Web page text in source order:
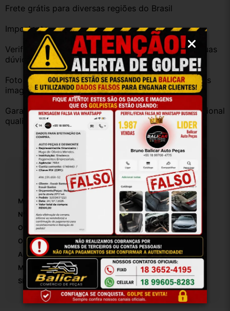
Frete grátis para diversas regiões do Brasil
Importante
Verifique a compatibilidade com seu veículo. Tire suas
dúvidas no campo de perguntas!
Fotos reais do produto. Peça exatamente igual à das
imagens.
Garantia válida somente com instalação por profissional
qualificado.
Especificações
Marca: RENAULT
Número De Peça: 259752753
Origem: Brasil
OEM:
Altura Da Embalagem:
Modelo: Duster Oroch
SKU: 17814